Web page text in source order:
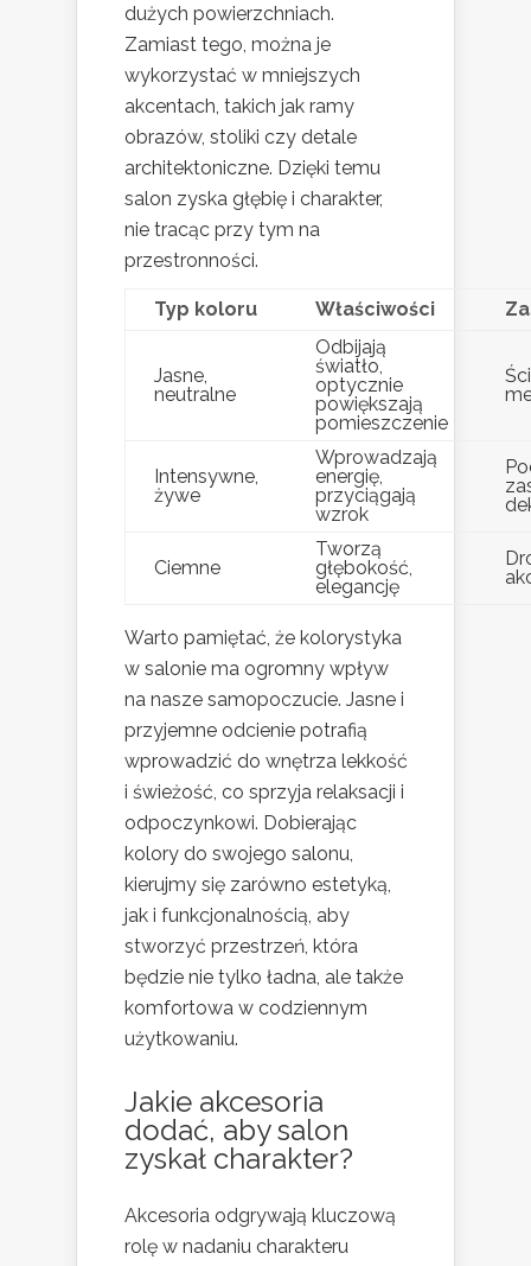
dużych powierzchniach.
Zamiast tego, można je
wykorzystać w mniejszych
akcentach, takich jak ramy
obrazów, stoliki czy detale
architektoniczne. Dzięki temu
salon zyska głębię i charakter,
nie tracąc przy tym na
przestronności.
Typ koloru Właściwości
Jasne,
neutralne
Odbijają
światło,
optycznie
powiększają
pomieszczenie
Intensywne,
żywe
Wprowadzają
energię,
przyciągają
wzrok
Ciemne
Tworzą
głębokość,
elegancję
Warto pamiętać, że kolorystyka
w salonie ma ogromny wpływ
na nasze samopoczucie. Jasne i
przyjemne odcienie potrafią
wprowadzić do wnętrza lekkość
i świeżość, co sprzyja relaksacji i
odpoczynkowi. Dobierając
kolory do swojego salonu,
kierujmy się zarówno estetyką,
jak i funkcjonalnością, aby
stworzyć przestrzeń, która
będzie nie tylko ładna, ale także
komfortowa w codziennym
użytkowaniu.
Jakie akcesoria
dodać, aby salon
zyskał charakter?
Akcesoria odgrywają kluczową
rolę w nadaniu charakteru